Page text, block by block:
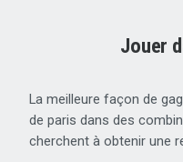
Jouer
La meilleure façon de
de paris dans des
cherchent à obtenir une